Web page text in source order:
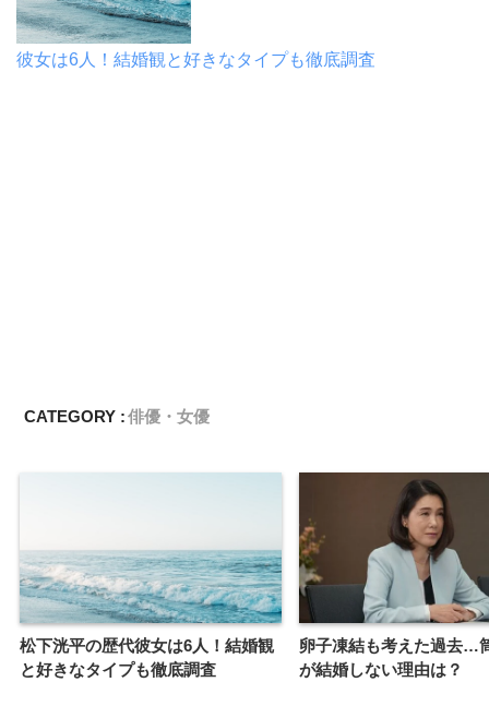
彼女は6人！結婚観と好きなタイプも徹底調査
CATEGORY :俳優・女優
松下洸平の歴代彼女は6人！結婚観
と好きなタイプも徹底調査
卵子凍結も考えた過去…
が結婚しない理由は？